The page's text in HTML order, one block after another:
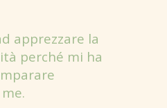
apprezzare la
perché mi ha